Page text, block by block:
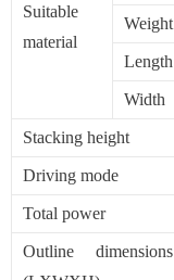
Suitable
material
Weight
Length
Width
Stacking height
Driving mode
Total power
Outline dimensions